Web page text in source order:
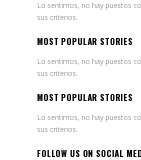
Lo sentimos, no hay puestos
sus criterios.
MOST POPULAR STORIES
Lo sentimos, no hay puestos
sus criterios.
MOST POPULAR STORIES
Lo sentimos, no hay puestos
sus criterios.
FOLLOW US ON SOCIAL